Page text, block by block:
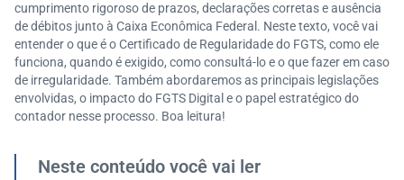
cumprimento rigoroso de prazos, declarações corretas e ausência
de débitos junto à Caixa Econômica Federal. Neste texto, você vai
entender o que é o Certificado de Regularidade do FGTS, como ele
funciona, quando é exigido, como consultá-lo e o que fazer em caso
de irregularidade. Também abordaremos as principais legislações
envolvidas, o impacto do FGTS Digital e o papel estratégico do
contador nesse processo. Boa leitura!
Neste conteúdo você vai ler